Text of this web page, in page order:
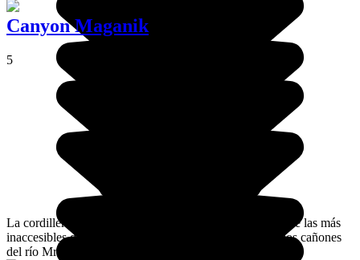
Canyon Maganik
5
La cordillera montañosa de Maganik es vista como una de las más
inaccesibles de Montenegro, ya que está bordeada por los cañones
del río Mrtvica.